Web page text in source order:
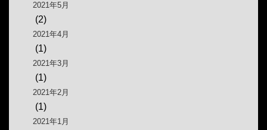
2021年5月
(2)
2021年4月
(1)
2021年3月
(1)
2021年2月
(1)
2021年1月